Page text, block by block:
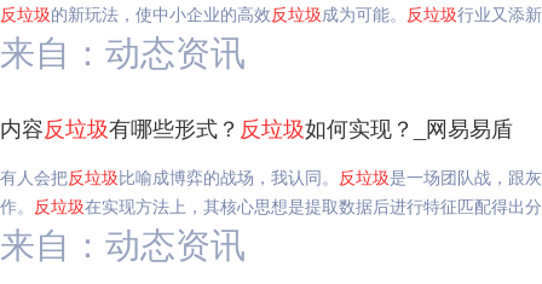
反垃圾的新玩法，使中小企业的高效反垃圾成为可能。 反垃圾行业又添
来自：动态资讯
内容反垃圾有哪些形式？ 反垃圾如何实现？_网易易盾
有人会把反垃圾比喻成博弈的战场，我认同。 反垃圾是一场团队战，跟
作。 反垃圾在实现方法上，其核心思想是提取数据后进行特征匹配得出
来自：动态资讯